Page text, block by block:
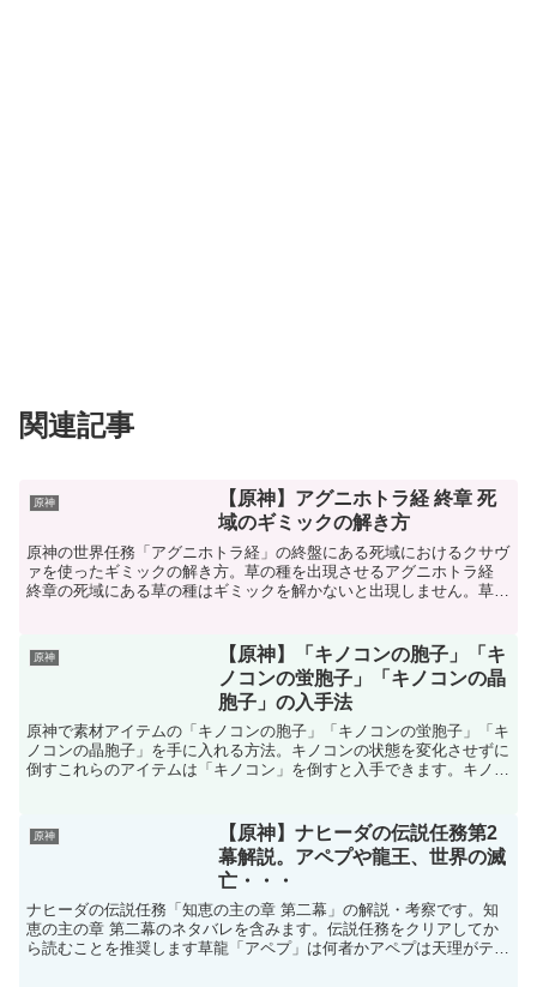
関連記事
原神
【原神】アグニホトラ経 終章 死
域のギミックの解き方
原神の世界任務「アグニホトラ経」の終盤にある死域におけるクサヴ
ァを使ったギミックの解き方。草の種を出現させるアグニホトラ経
終章の死域にある草の種はギミックを解かないと出現しません。草の
原神
【原神】「キノコンの胞子」「キ
ノコンの蛍胞子」「キノコンの晶
胞子」の入手法
原神で素材アイテムの「キノコンの胞子」「キノコンの蛍胞子」「キ
ノコンの晶胞子」を手に入れる方法。キノコンの状態を変化させずに
倒すこれらのアイテムは「キノコン」を倒すと入手できます。キノコ
原神
【原神】ナヒーダの伝説任務第2
幕解説。アペプや龍王、世界の滅
亡・・・
ナヒーダの伝説任務「知恵の主の章 第二幕」の解説・考察です。知
恵の主の章 第二幕のネタバレを含みます。伝説任務をクリアしてか
ら読むことを推奨します草龍「アペプ」は何者かアペプは天理がテイ